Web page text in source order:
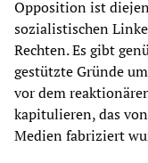
Opposition ist
sozialistischen
Rechten. Es gibt
gestützte Gründe
vor dem
kapitulieren, das
Medien fabriziert